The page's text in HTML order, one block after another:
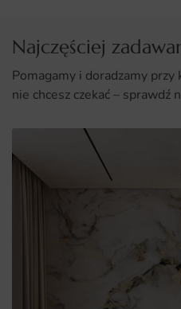
Najczęściej
Pomagamy i doradzamy
nie chcesz czekać – sprawdź